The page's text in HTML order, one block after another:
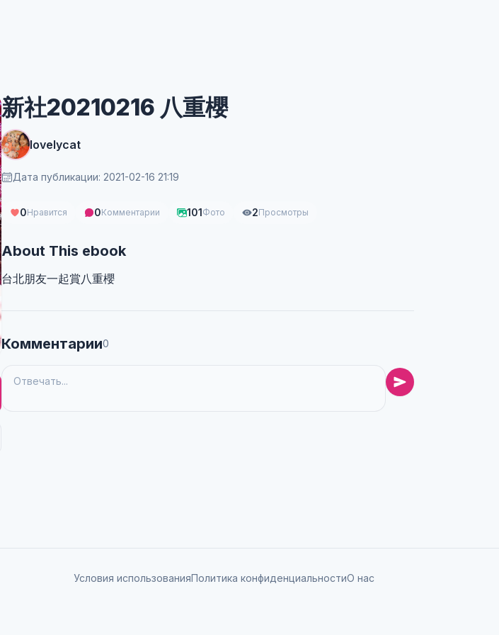
新社20210216 八重櫻
lovelycat
Дата публикации: 2021-02-16 21:19
0Нравится 0Комментарии 101Фото 2Просмотры
About This ebook
台北朋友一起賞八重櫻
Комментарии0
Условия использованияПолитика конфиденциальностиО нас